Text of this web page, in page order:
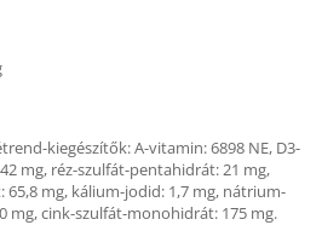
kiegészítők: A-vitamin: 6898 NE, D3-
mg, réz-szulfát-pentahidrát: 21 mg,
mg, kálium-jodid: 1,7 mg, nátrium-
mg, cink-szulfát-monohidrát: 175 mg.